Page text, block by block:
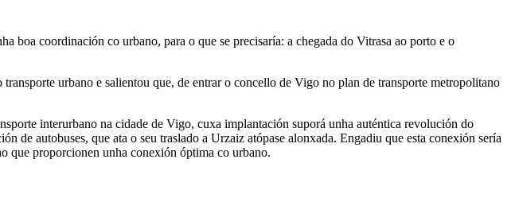
boa coordinación co urbano, para o que se precisaría: a chegada do Vitrasa ao porto e o
urbano e salientou que, de entrar o concello de Vigo no plan de transporte metropolitano
interurbano na cidade de Vigo, cuxa implantación suporá unha auténtica revolución do
de autobuses, que ata o seu traslado a Urzaiz atópase alonxada. Engadiu que esta conexión sería
que proporcionen unha conexión óptima co urbano.